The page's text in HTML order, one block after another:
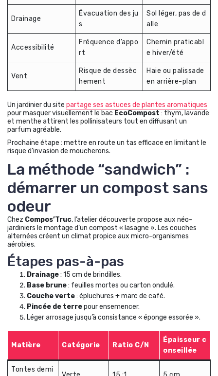
Drainage
Évacuation des ju
s
Sol léger, pas de d
alle
Accessibilité
Fréquence d’appo
rt
Chemin praticabl
e hiver/été
Vent
Risque de dessèc
hement
Haie ou palissade
en arrière-plan
Un jardinier du site partage ses astuces de plantes aromatiques
pour masquer visuellement le bac EcoCompost : thym, lavande
et menthe attirent les pollinisateurs tout en diffusant un
parfum agréable.
Prochaine étape : mettre en route un tas efficace en limitant le
risque d’invasion de moucherons.
La méthode “sandwich” :
démarrer un compost sans
odeur
Chez Compos’Truc, l’atelier découverte propose aux néo-
jardiniers le montage d’un compost « lasagne ». Les couches
alternées créent un climat propice aux micro-organismes
aérobies.
Étapes pas-à-pas
Drainage: 15 cm de brindilles.
Base brune: feuilles mortes ou carton ondulé.
Couche verte: épluchures + marc de café.
Pincée de terrepour ensemencer.
Léger arrosage jusqu’à consistance « éponge essorée ».
Matière Catégorie Ratio C/N
Épaisseur c
onseillée
Tontes demi